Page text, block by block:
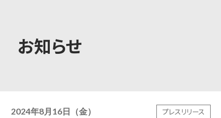
お知らせ
2024年8月16日（金） プレスリリース